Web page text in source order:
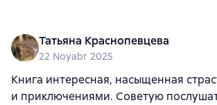
Татьяна Краснопевцева
22 Noyabr 2025
Книга интересная, насыщенная
и приключениями. Советую